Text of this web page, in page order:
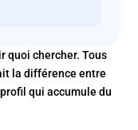
quoi chercher. Tous
la différence entre
qui accumule du